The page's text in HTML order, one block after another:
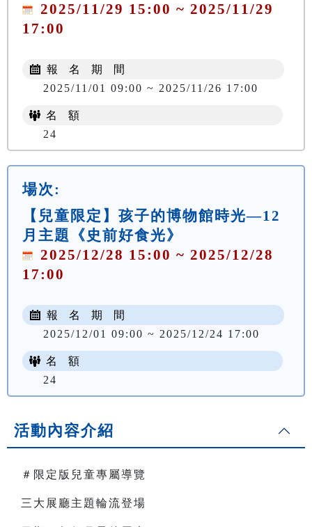
2025/11/29 15:00 ~ 2025/11/29
17:00
報 名 期 間
2025/11/01 09:00 ~ 2025/11/26 17:00
名 額
24
場次:
【兒童限定】孩子的博物館時光—12
月主題《史前好食光》
2025/12/28 15:00 ~ 2025/12/28
17:00
報 名 期 間
2025/12/01 09:00 ~ 2025/12/24 17:00
名 額
24
活動內容介紹
＃限定版兒童專屬導覽
三大展廳主題輪流登場